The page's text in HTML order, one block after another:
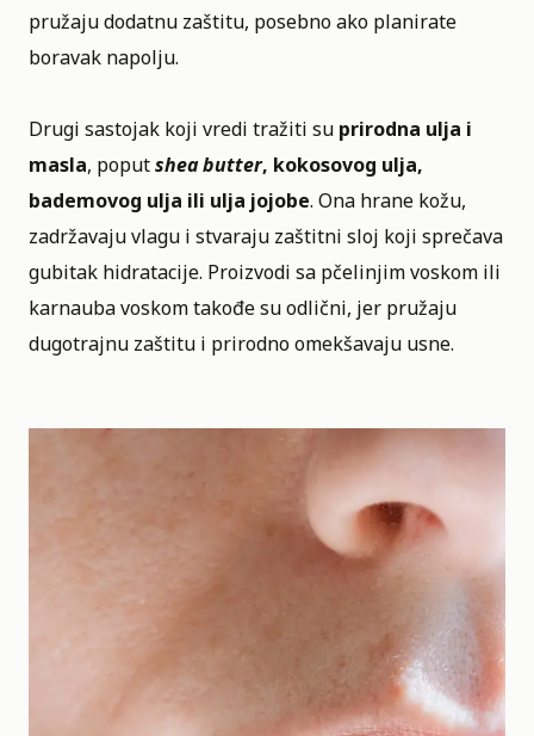
pružaju dodatnu zaštitu, posebno ako planirate
boravak napolju.
Drugi sastojak koji vredi tražiti su prirodna ulja i
masla, poputshea butter, kokosovog ulja,
bademovog ulja ili ulja jojobe. Ona hrane kožu,
zadržavaju vlagu i stvaraju zaštitni sloj koji sprečava
gubitak hidratacije. Proizvodi sa pčelinjim voskom ili
karnauba voskom takođe su odlični, jer pružaju
dugotrajnu zaštitu i prirodno omekšavaju usne.